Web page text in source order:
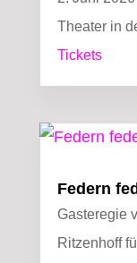
Theater in
Tickets
Federn
Gasteregie
Ritzenhoff